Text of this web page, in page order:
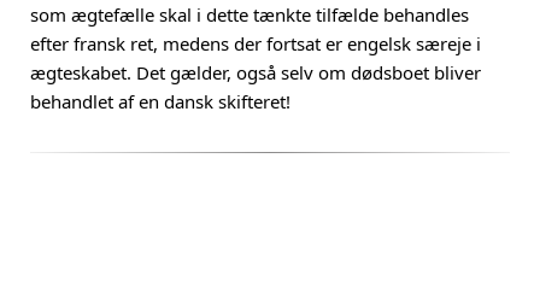
som ægtefælle skal i dette tænkte tilfælde behandles
efter fransk ret, medens der fortsat er engelsk særeje i
ægteskabet. Det gælder, også selv om dødsboet bliver
behandlet af en dansk skifteret!